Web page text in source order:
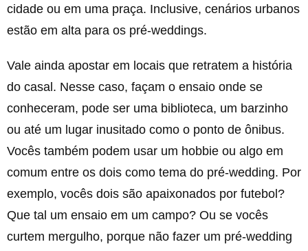
cidade ou em uma praça. Inclusive, cenários urbanos
estão em alta para os pré-weddings.
Vale ainda apostar em locais que retratem a história
do casal. Nesse caso, façam o ensaio onde se
conheceram, pode ser uma biblioteca, um barzinho
ou até um lugar inusitado como o ponto de ônibus.
Vocês também podem usar um hobbie ou algo em
comum entre os dois como tema do pré-wedding. Por
exemplo, vocês dois são apaixonados por futebol?
Que tal um ensaio em um campo? Ou se vocês
curtem mergulho, porque não fazer um pré-wedding